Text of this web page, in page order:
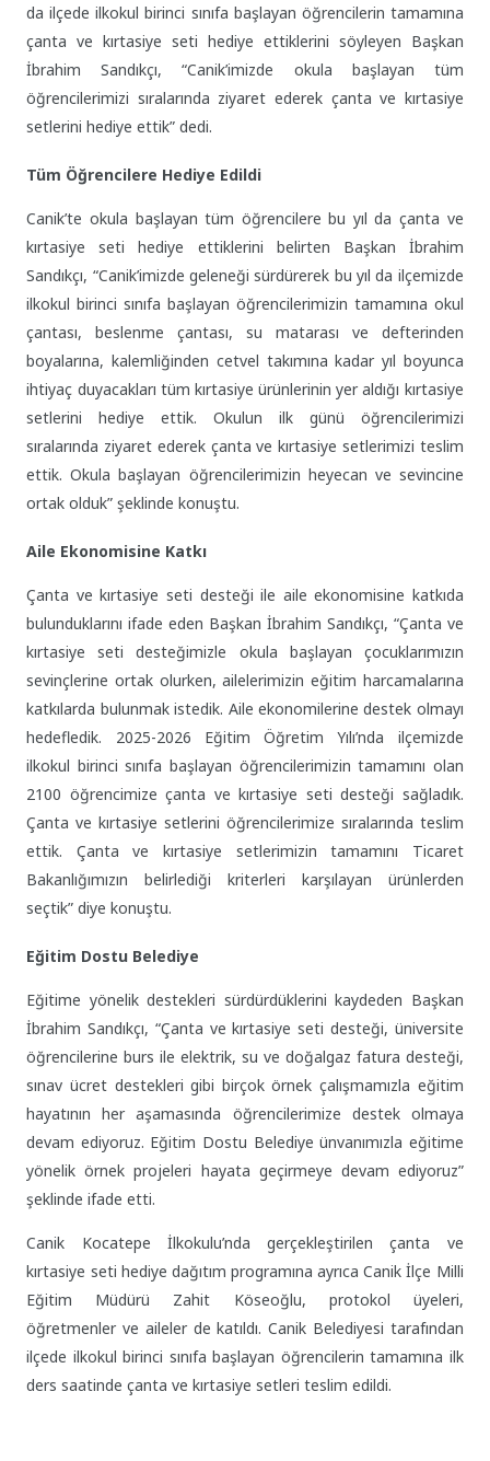
da ilçede ilkokul birinci sınıfa başlayan öğrencilerin tamamına
çanta ve kırtasiye seti hediye ettiklerini söyleyen Başkan
İbrahim Sandıkçı, “Canik’imizde okula başlayan tüm
öğrencilerimizi sıralarında ziyaret ederek çanta ve kırtasiye
setlerini hediye ettik” dedi.
Tüm Öğrencilere Hediye Edildi
Canik’te okula başlayan tüm öğrencilere bu yıl da çanta ve
kırtasiye seti hediye ettiklerini belirten Başkan İbrahim
Sandıkçı, “Canik’imizde geleneği sürdürerek bu yıl da ilçemizde
ilkokul birinci sınıfa başlayan öğrencilerimizin tamamına okul
çantası, beslenme çantası, su matarası ve defterinden
boyalarına, kalemliğinden cetvel takımına kadar yıl boyunca
ihtiyaç duyacakları tüm kırtasiye ürünlerinin yer aldığı kırtasiye
setlerini hediye ettik. Okulun ilk günü öğrencilerimizi
sıralarında ziyaret ederek çanta ve kırtasiye setlerimizi teslim
ettik. Okula başlayan öğrencilerimizin heyecan ve sevincine
ortak olduk” şeklinde konuştu.
Aile Ekonomisine Katkı
Çanta ve kırtasiye seti desteği ile aile ekonomisine katkıda
bulunduklarını ifade eden Başkan İbrahim Sandıkçı, “Çanta ve
kırtasiye seti desteğimizle okula başlayan çocuklarımızın
sevinçlerine ortak olurken, ailelerimizin eğitim harcamalarına
katkılarda bulunmak istedik. Aile ekonomilerine destek olmayı
hedefledik. 2025-2026 Eğitim Öğretim Yılı’nda ilçemizde
ilkokul birinci sınıfa başlayan öğrencilerimizin tamamını olan
2100 öğrencimize çanta ve kırtasiye seti desteği sağladık.
Çanta ve kırtasiye setlerini öğrencilerimize sıralarında teslim
ettik. Çanta ve kırtasiye setlerimizin tamamını Ticaret
Bakanlığımızın belirlediği kriterleri karşılayan ürünlerden
seçtik” diye konuştu.
Eğitim Dostu Belediye
Eğitime yönelik destekleri sürdürdüklerini kaydeden Başkan
İbrahim Sandıkçı, “Çanta ve kırtasiye seti desteği, üniversite
öğrencilerine burs ile elektrik, su ve doğalgaz fatura desteği,
sınav ücret destekleri gibi birçok örnek çalışmamızla eğitim
hayatının her aşamasında öğrencilerimize destek olmaya
devam ediyoruz. Eğitim Dostu Belediye ünvanımızla eğitime
yönelik örnek projeleri hayata geçirmeye devam ediyoruz”
şeklinde ifade etti.
Canik Kocatepe İlkokulu’nda gerçekleştirilen çanta ve
kırtasiye seti hediye dağıtım programına ayrıca Canik İlçe Milli
Eğitim Müdürü Zahit Köseoğlu, protokol üyeleri,
öğretmenler ve aileler de katıldı. Canik Belediyesi tarafından
ilçede ilkokul birinci sınıfa başlayan öğrencilerin tamamına ilk
ders saatinde çanta ve kırtasiye setleri teslim edildi.